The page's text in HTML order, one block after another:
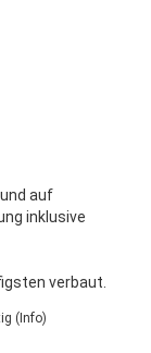
auf
inklusive
verbaut.
(Info)